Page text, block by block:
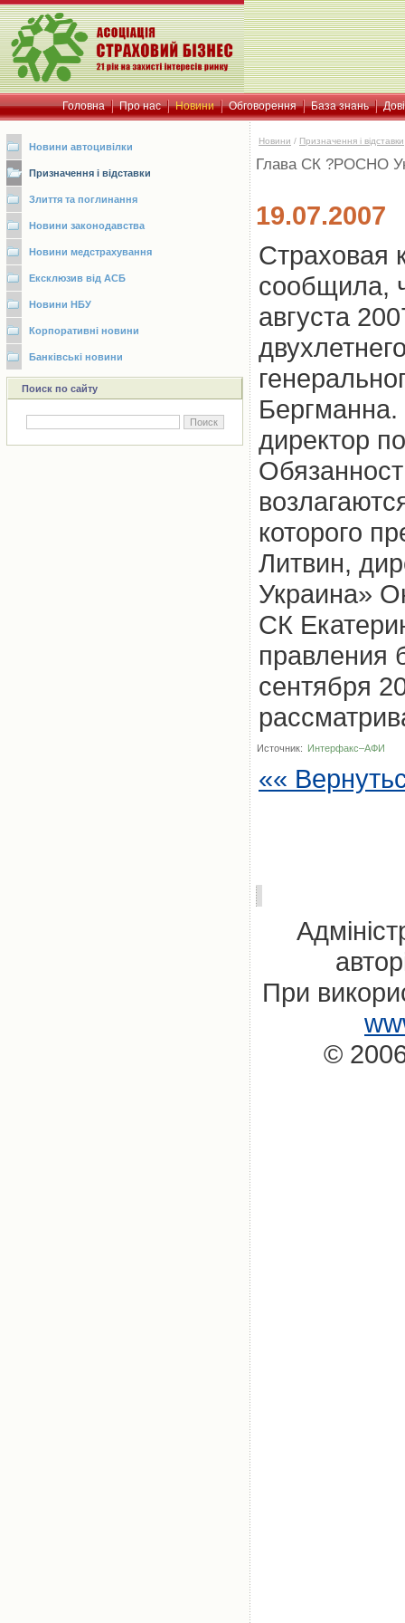
Головна Про нас Новини Обговорення База знань
Новини автоцивілки
Призначення і відставки
Злиття та поглинання
Новини законодавства
Новини медстрахування
Ексклюзив від АСБ
Новини НБУ
Корпоративні новини
Банківські новини
Поиск по сайту
Новини / Призначення і відставки
Глава СК ?РОСНО
19.07.2007
сообщила,
августа
Бергманна.
директор
которого
Литвин,
Украина»
СК
правления
сентября
Источник: Интерфакс–АФИ
««
При
©